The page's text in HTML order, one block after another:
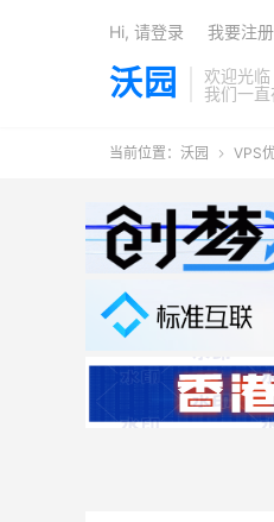
沃园
欢迎光临
我们一
Hi, 请登录 我要注册
当前位置： 沃园  VPS